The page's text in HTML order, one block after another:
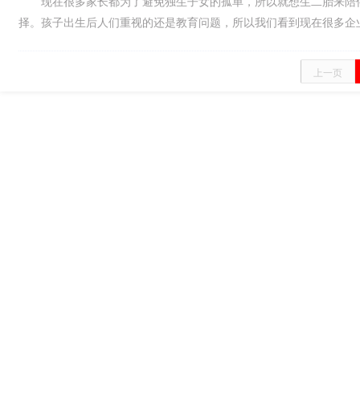
择。孩子出生后人们重视的还是教育问题，所以我们看到现在很多
上一页